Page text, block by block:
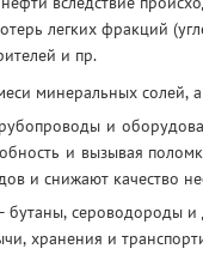
легких фракций
и пр.
минеральных солей,
и
и вызывая
и снижают качество
бутаны, сероводороды
хранения и